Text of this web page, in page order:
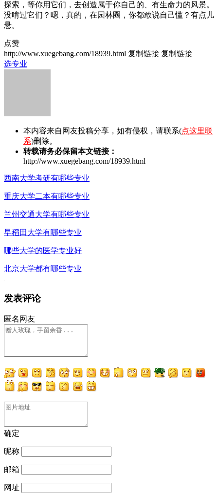
探索，等你用它们，去创造属于你自己的、有生命力的风景。
没啃过它们？嗯，真的，在园林圈，你都敢说自己懂？有点儿
悬。
点赞
http://www.xuegebang.com/18939.html 复制链接 复制链接
选专业
本内容来自网友投稿分享，如有侵权，请联系(点这里联
系)删除。
转载请务必保留本文链接：
http://www.xuegebang.com/18939.html
西南大学考研有哪些专业
重庆大学二本有哪些专业
兰州交通大学有哪些专业
早稻田大学有哪些专业
哪些大学的医学专业好
北京大学都有哪些专业
发表评论
匿名网友
确定
昵称
邮箱
网址